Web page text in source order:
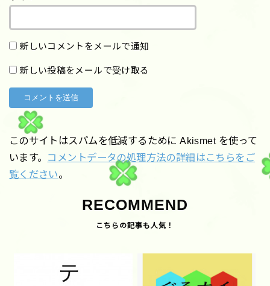
新しいコメントをメールで通知
新しい投稿をメールで受け取る
このサイトはスパムを低減するために Akismet を使って
います。 コメントデータの処理方法の詳細はこちらをご
覧ください。
RECOMMEND